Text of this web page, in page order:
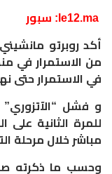
أكد روبرتو
من الاستمرار في
في الاستمرار حتى
للمرة الثانية
مباشر خلال مرحلة
وحسب ما ذكرته